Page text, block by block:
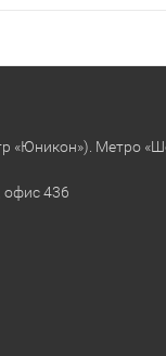
«Юникон»). Метро
офис 436